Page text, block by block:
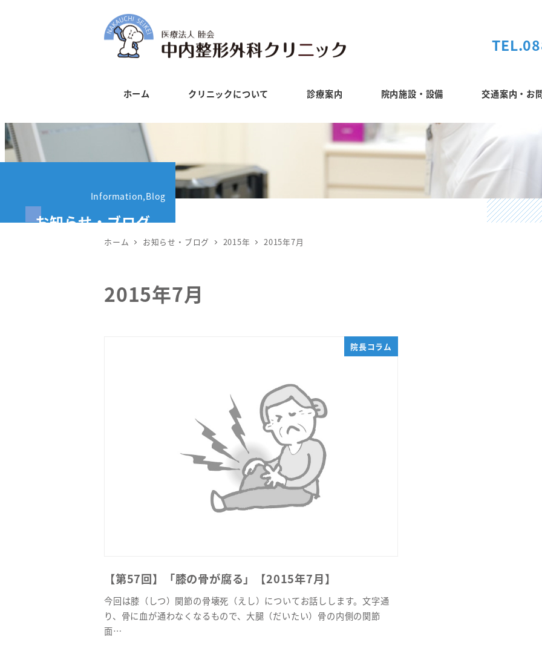
ツ
へ
移
ホーム クリニックについて 診療案内 院内施設・設備 交通案内・お
Information,Blog
お知らせ・ブログ
ホーム お知らせ・ブログ 2015年 2015年7月
2015年7月
院長コラム
【第57回】「膝の骨が腐る」【2015年7月】
今回は膝（しつ）関節の骨壊死（えし）についてお話しします。文字通
り、骨に血が通わなくなるもので、大腿（だいたい）骨の内側の関節
面…